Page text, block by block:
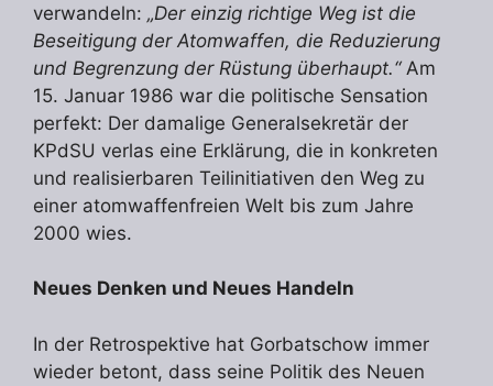
verwandeln: „Der einzig richtige Weg ist die
Beseitigung der Atomwaffen, die Reduzierung
und Begrenzung der Rüstung überhaupt.“ Am
15. Januar 1986 war die politische Sensation
perfekt: Der damalige Generalsekretär der
KPdSU verlas eine Erklärung, die in konkreten
und realisierbaren Teilinitiativen den Weg zu
einer atomwaffenfreien Welt bis zum Jahre
2000 wies.
Neues Denken und Neues Handeln
In der Retrospektive hat Gorbatschow immer
wieder betont, dass seine Politik des Neuen